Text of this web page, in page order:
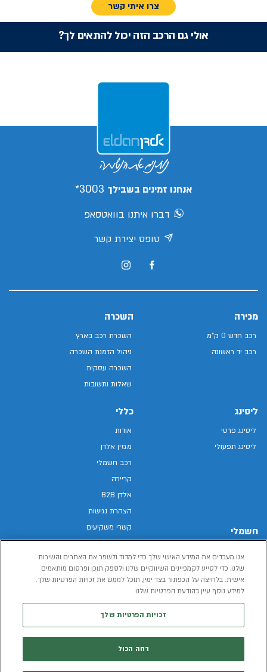
צרו איתי קשר
אולי גם הרכב הזה יכול להתאים לך?
אנחנו זמינים בשבילך 3003*
דברו איתנו בוואטסאפ
טופס יצירת קשר
מכירה
רכב חדש 0 ק"מ
רכב יד ראשונה
השכרה
השכרת רכב בארץ
ניהול הזמנת השכרה
השכרה עסקית
שאלות ותשובות
ליסינג
ליסינג פרטי
ליסינג תפעולי
חשמלי
רכב חשמלי
הכל על רכב חשמלי
כללי
אודות
מגזין אלדן
רכב חשמלי
קריירה
אלדן B2B
הצהרת נגישות
קשרי משקיעים
מפת האתר
מדיניות פרטיות
תנאי שימוש
המידע שיימסר על ידך במהלך השימוש באתר יישמר וישמש את אלדן, או צד שלישי,
אנו מעבדים את המידע האישי שלך כדי למדוד ולשפר את האתרים והשירות
שלנו, כדי לסייע לקמפיינים השיווקיים שלנו ולספק תוכן ופרסום מותאמים
אישית. בלחיצה על הכפתור בצד ימין, תוכל לממש את זכויות הפרטיות שלך.
למידע נוסף עיין בהודעת הפרטיות שלנו
זכויות הפרטיות שלך
דחה הכול